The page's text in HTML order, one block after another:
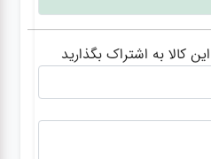
کالا به اشتراک بگذارید